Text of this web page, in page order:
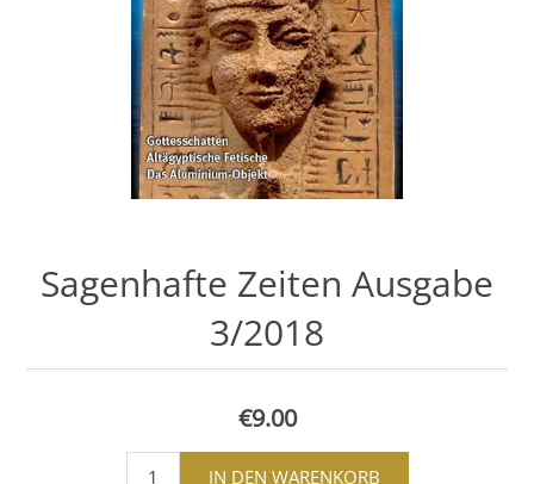
Sagenhafte Zeiten Ausgabe
3/2018
€9.00